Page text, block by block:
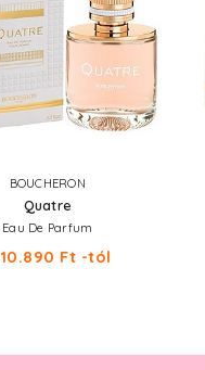
BOUCHERON
Quatre
Eau De Parfum
10.890 Ft -tól